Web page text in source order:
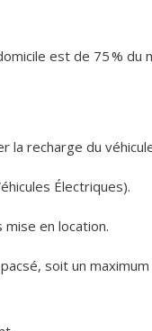
est de 75 %
la recharge du
Électriques).
en location.
soit un